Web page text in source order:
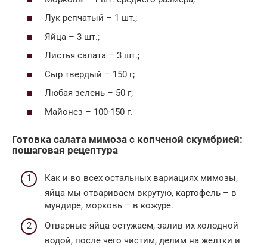
Лук репчатый – 1 шт.;
Яйца – 3 шт.;
Листья салата – 3 шт.;
Сыр твердый – 150 г;
Любая зелень – 50 г;
Майонез – 100-150 г.
Готовка салата мимоза с копченой скумбрией:
пошаговая рецептура
Как и во всех остальных вариациях мимозы,
яйца мы отвариваем вкрутую, картофель – в
мундире, морковь – в кожуре.
Отварные яйца остужаем, залив их холодной
водой, после чего чистим, делим на желтки и